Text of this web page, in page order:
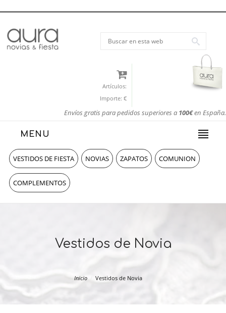
Artículos:
Importe: €
Envíos gratis para pedidos superiores a 100€en España.
MENU
VESTIDOS DE FIESTA NOVIAS ZAPATOS COMUNION
COMPLEMENTOS
Vestidos de Novia
Inicio Vestidos de Novia